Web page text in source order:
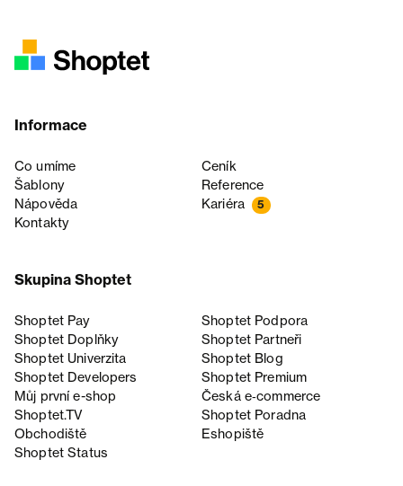
Informace
Co umíme
Ceník
Šablony
Reference
Nápověda
Kariéra 5
Kontakty
Skupina Shoptet
Shoptet Pay
Shoptet Podpora
Shoptet Doplňky
Shoptet Partneři
Shoptet Univerzita
Shoptet Blog
Shoptet Developers
Shoptet Premium
Můj první e-shop
Česká e‑commerce
Shoptet.TV
Shoptet Poradna
Obchodiště
Eshopiště
Shoptet Status